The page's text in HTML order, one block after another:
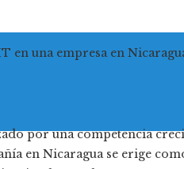
en una empresa en
por una competencia
en Nicaragua se erige